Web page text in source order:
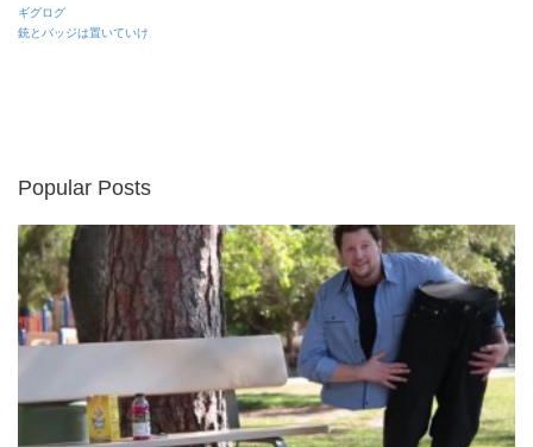
ギグログ
銃とバッジは置いていけ
Popular Posts